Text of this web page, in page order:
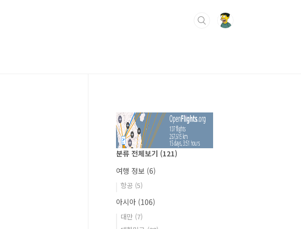
분류 전체보기 (121)
여행 정보 (6)
항공 (5)
아시아 (106)
대만 (7)